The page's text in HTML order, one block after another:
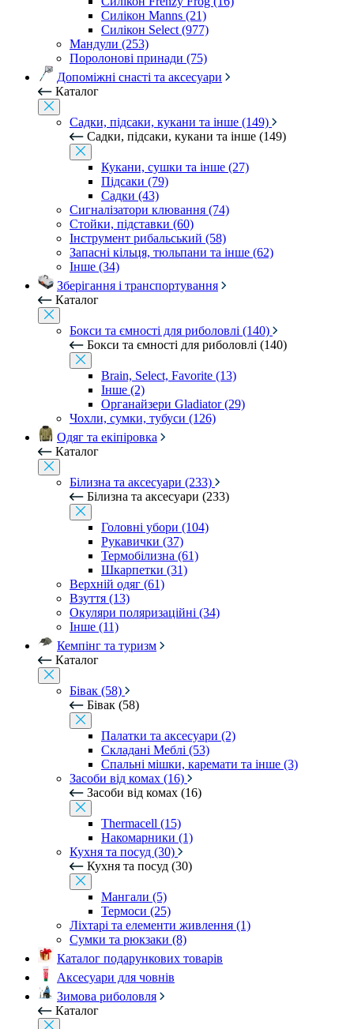
Силікон Manns (21)
Силікон Select (977)
Мандули (253)
Поролонові принади (75)
Допоміжні снасті та аксесуари
Каталог
Садки, підсаки, кукани та інше (149)
Садки, підсаки, кукани та інше (149)
Кукани, сушки та інше (27)
Підсаки (79)
Садки (43)
Сигналізатори клювання (74)
Стойки, підставки (60)
Інструмент рибальський (58)
Запасні кільця, тюльпани та інше (62)
Інше (34)
Зберігання і транспортування
Каталог
Бокси та ємності для риболовлі (140)
Бокси та ємності для риболовлі (140)
Brain, Select, Favorite (13)
Інше (2)
Органайзери Gladiator (29)
Чохли, сумки, тубуси (126)
Одяг та екіпіровка
Каталог
Білизна та аксесуари (233)
Білизна та аксесуари (233)
Головні убори (104)
Рукавички (37)
Термобілизна (61)
Шкарпетки (31)
Верхній одяг (61)
Взуття (13)
Окуляри поляризаційні (34)
Інше (11)
Кемпінг та туризм
Каталог
Бівак (58)
Бівак (58)
Палатки та аксесуари (2)
Складані Меблі (53)
Спальні мішки, каремати та інше (3)
Засоби від комах (16)
Засоби від комах (16)
Thermacell (15)
Накомарники (1)
Кухня та посуд (30)
Кухня та посуд (30)
Мангали (5)
Термоси (25)
Ліхтарі та елементи живлення (1)
Сумки та рюкзаки (8)
Каталог подарункових товарів
Аксесуари для човнів
Зимова риболовля
Каталог